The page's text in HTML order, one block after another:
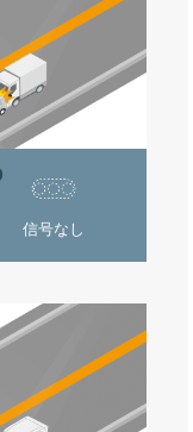
信号なし